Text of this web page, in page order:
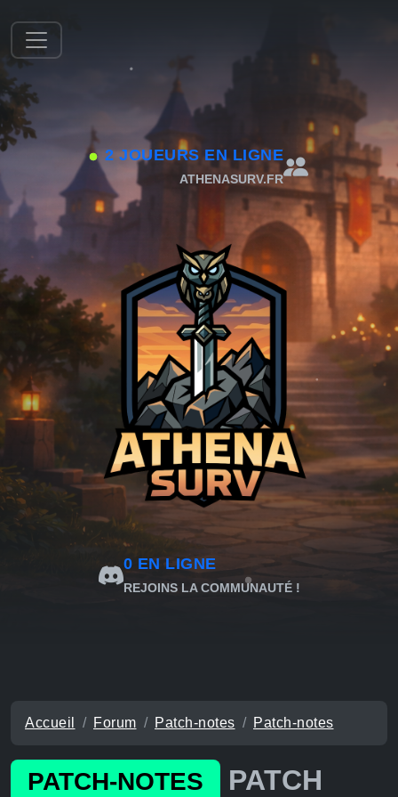
2 JOUEURS EN LIGNE
ATHENASURV.FR
0 EN LIGNE
REJOINS LA COMMUNAUTÉ !
Accueil Forum Patch-notes Patch-notes
PATCH-NOTES
PATCH